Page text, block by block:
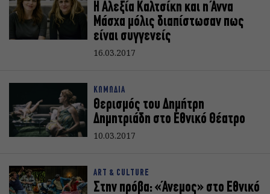
Η Αλεξία Καλτσίκη και η Άννα
Μάσχα μόλις διαπίστωσαν πως
είναι συγγενείς
16.03.2017
ΚΩΜΩΔΙΑ
Θερισμός του Δημήτρη
Δημητριάδη στο Εθνικό Θέατρο
10.03.2017
ART & CULTURE
Στην πρόβα: «Άνεμος» στο Εθνικό